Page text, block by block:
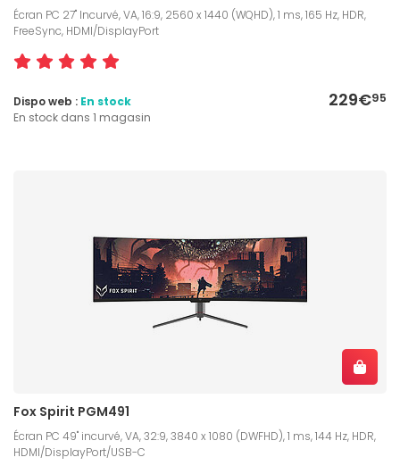
Écran PC 27" Incurvé, VA, 16:9, 2560 x 1440 (WQHD), 1 ms, 165 Hz, HDR,
FreeSync, HDMI/DisplayPort
229€95
Dispo web : En stock
En stock dans 1 magasin
Fox Spirit PGM491
Écran PC 49" incurvé, VA, 32:9, 3840 x 1080 (DWFHD), 1 ms, 144 Hz, HDR,
HDMI/DisplayPort/USB-C